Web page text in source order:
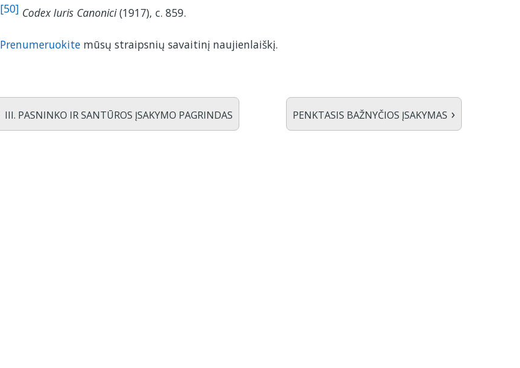
[50] Codex Iuris Canonici(1917), c. 859.
Prenumeruokite mūsų straipsnių savaitinį naujienlaiškį.
III. PASNINKO IR SANTŪROS ĮSAKYMO PAGRINDAS PENKTASIS BAŽNYČIOS ĮSAKYMAS ›